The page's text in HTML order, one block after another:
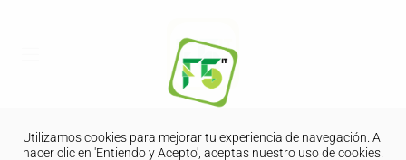
Utilizamos cookies para mejorar tu experiencia de navegación. Al
hacer clic en 'Entiendo y Acepto', aceptas nuestro uso de cookies.